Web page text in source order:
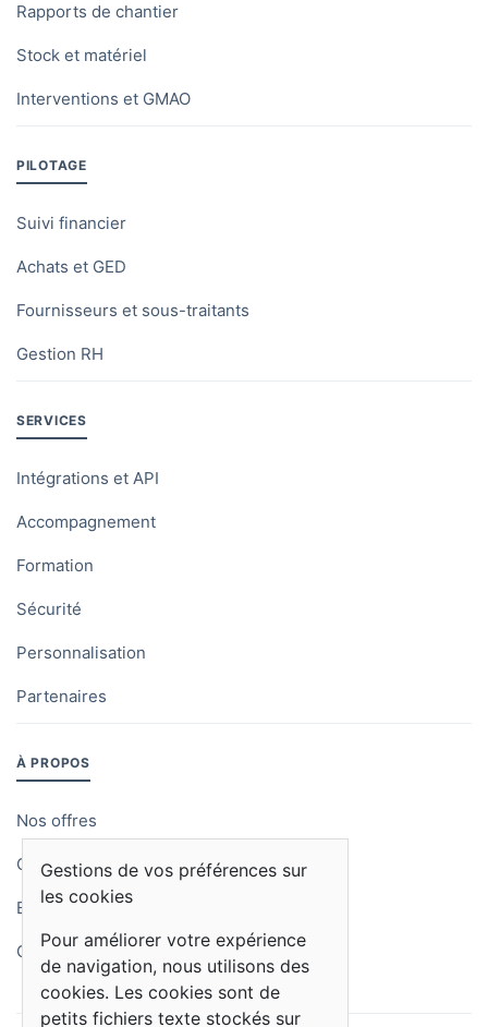
Gestions de vos préférences sur
les cookies
Pour améliorer votre expérience
de navigation, nous utilisons des
cookies. Les cookies sont de
petits fichiers texte stockés sur
Rapports de chantier
Stock et matériel
Interventions et GMAO
PILOTAGE
Suivi financier
Achats et GED
Fournisseurs et sous-traitants
Gestion RH
SERVICES
Intégrations et API
Accompagnement
Formation
Sécurité
Personnalisation
Partenaires
À PROPOS
Nos offres
Qui sommes-nous
Blog
Contactez-nous